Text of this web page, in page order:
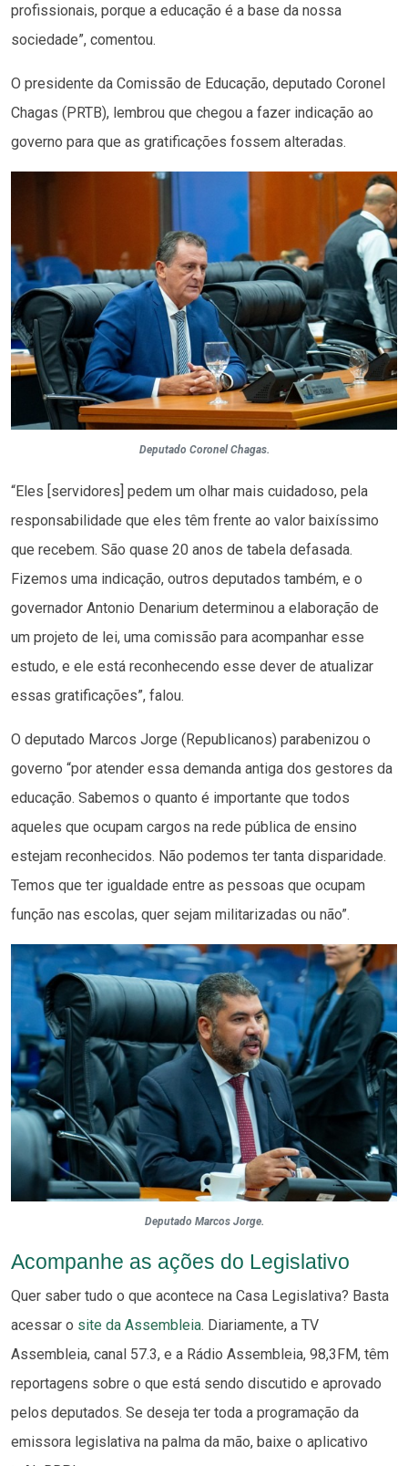
profissionais, porque a educação é a base da nossa
sociedade”, comentou.
O presidente da Comissão de Educação, deputado Coronel
Chagas (PRTB), lembrou que chegou a fazer indicação ao
governo para que as gratificações fossem alteradas.
Deputado Coronel Chagas.
“Eles [servidores] pedem um olhar mais cuidadoso, pela
responsabilidade que eles têm frente ao valor baixíssimo
que recebem. São quase 20 anos de tabela defasada.
Fizemos uma indicação, outros deputados também, e o
governador Antonio Denarium determinou a elaboração de
um projeto de lei, uma comissão para acompanhar esse
estudo, e ele está reconhecendo esse dever de atualizar
essas gratificações”, falou.
O deputado Marcos Jorge (Republicanos) parabenizou o
governo “por atender essa demanda antiga dos gestores da
educação. Sabemos o quanto é importante que todos
aqueles que ocupam cargos na rede pública de ensino
estejam reconhecidos. Não podemos ter tanta disparidade.
Temos que ter igualdade entre as pessoas que ocupam
função nas escolas, quer sejam militarizadas ou não”.
Deputado Marcos Jorge.
Acompanhe as ações do Legislativo
Quer saber tudo o que acontece na Casa Legislativa? Basta
acessar o site da Assembleia. Diariamente, a TV
Assembleia, canal 57.3, e a Rádio Assembleia, 98,3FM, têm
reportagens sobre o que está sendo discutido e aprovado
pelos deputados. Se deseja ter toda a programação da
emissora legislativa na palma da mão, baixe o aplicativo